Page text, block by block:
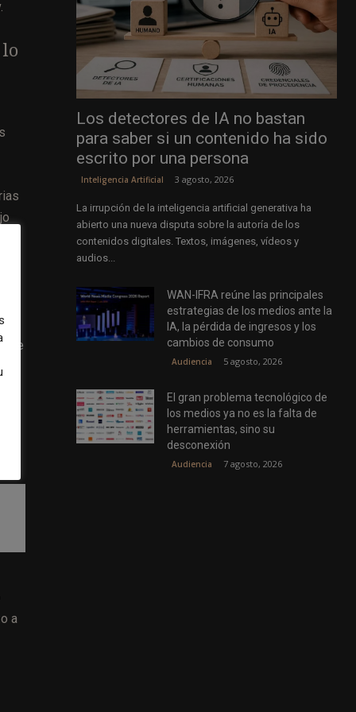
a
Los detectores de IA no bastan
para saber si un contenido ha sido
escrito por una persona
Inteligencia Artificial 3 agosto, 2026
La irrupción de la inteligencia artificial generativa ha
abierto una nueva disputa sobre la autoría de los
contenidos digitales. Textos, imágenes, vídeos y
audios...
WAN-IFRA reúne las principales
estrategias de los medios ante la
IA, la pérdida de ingresos y los
cambios de consumo
Audiencia 5 agosto, 2026
El gran problema tecnológico de
los medios ya no es la falta de
herramientas, sino su
desconexión
Audiencia 7 agosto, 2026